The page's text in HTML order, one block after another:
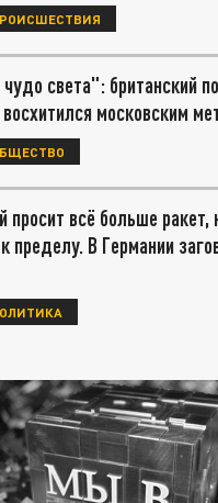
света": британский
московским
просит всё больше
пределу. В Германии